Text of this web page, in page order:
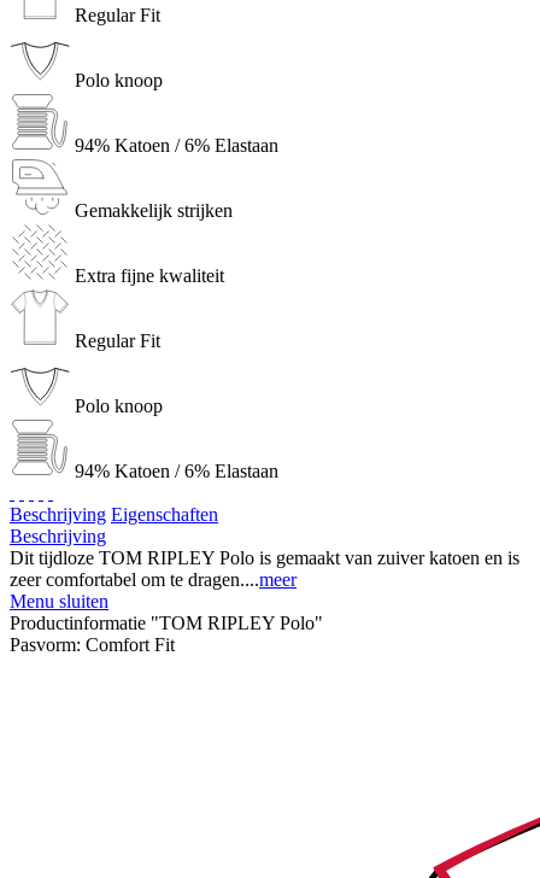
Regular Fit
Polo knoop
94% Katoen / 6% Elastaan
Gemakkelijk strijken
Extra fijne kwaliteit
Regular Fit
Polo knoop
94% Katoen / 6% Elastaan
Beschrijving Eigenschaften
Beschrijving
Dit tijdloze TOM RIPLEY Polo is gemaakt van zuiver katoen en is
zeer comfortabel om te dragen....meer
Menu sluiten
Productinformatie "TOM RIPLEY Polo"
Pasvorm: Comfort Fit